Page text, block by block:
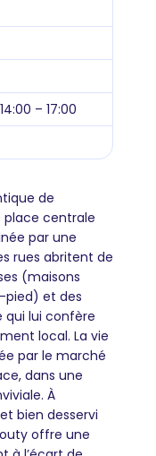
– 17:00
de
place centrale
par une
rues abritent de
(maisons
pied) et des
qui lui confère
local. La vie
par le marché
dans une
À
bien desservi
offre une